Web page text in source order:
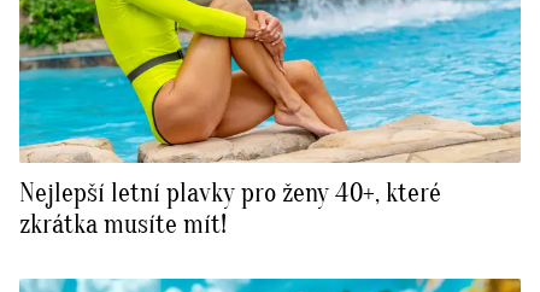
Nejlepší letní plavky pro ženy 40+, které
zkrátka musíte mít!